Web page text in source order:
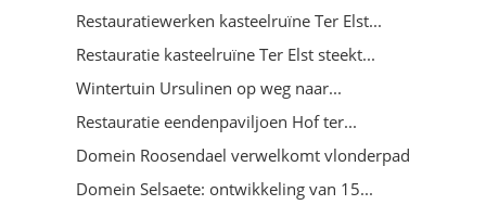
Restauratiewerken kasteelruïne Ter Elst...
Restauratie kasteelruïne Ter Elst steekt...
Wintertuin Ursulinen op weg naar...
Restauratie eendenpaviljoen Hof ter...
Domein Roosendael verwelkomt vlonderpad
Domein Selsaete: ontwikkeling van 15...